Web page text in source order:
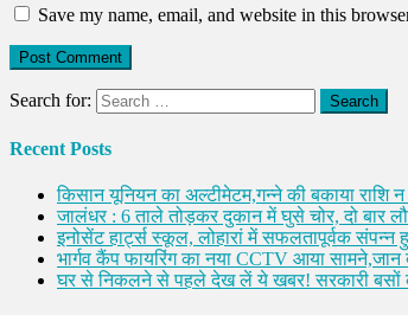
Save my name, email, and website in this
Search for:
Recent Posts
किसान यूनियन का अल्टीमेटम,गन्ने की बकाया राशि न
जालंधर : 6 ताले तोड़कर दुकान में घुसे चोर, दो
इनोसेंट हार्ट्स स्कूल, लोहारां में सफलतापूर्वक संपन्न
भार्गव कैंप फायरिंग का नया CCTV आया सामने,जान
घर से निकलने से पहले देख लें ये खबर! सरकारी बसों